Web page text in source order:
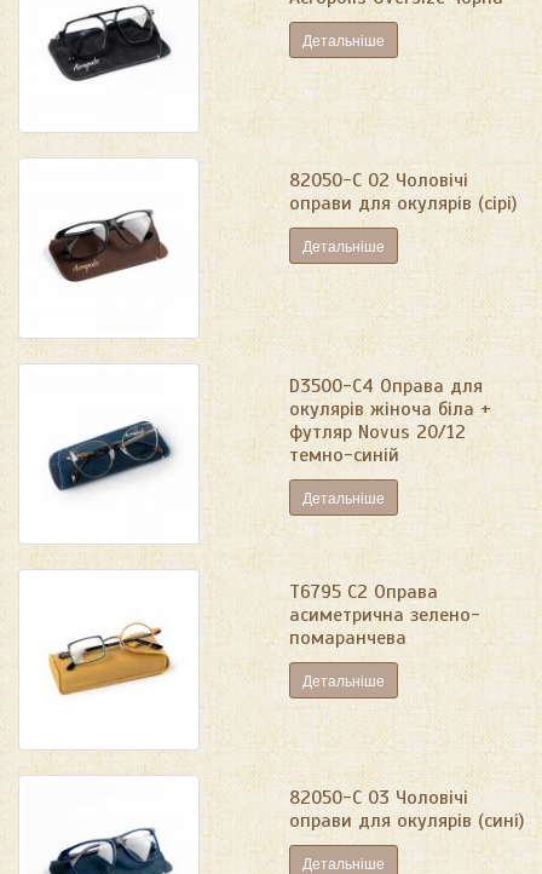
Детальніше
82050-C 02 Чоловічі
оправи для окулярів (сірі)
Детальніше
D3500-C4 Оправа для
окулярів жіноча біла +
футляр Novus 20/12
темно-синій
Детальніше
T6795 C2 Оправа
асиметрична зелено-
помаранчева
Детальніше
82050-C 03 Чоловічі
оправи для окулярів (сині)
Детальніше